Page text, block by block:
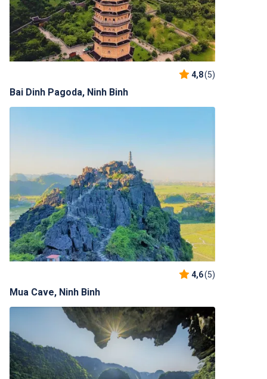
4,8(5)
Bai Dinh Pagoda, Ninh Binh
4,6(5)
Mua Cave, Ninh Binh